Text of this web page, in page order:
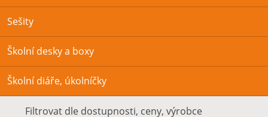
Sešity
Školní desky a boxy
Školní diáře, úkolníčky
Filtrovat dle dostupnosti, ceny, výrobce